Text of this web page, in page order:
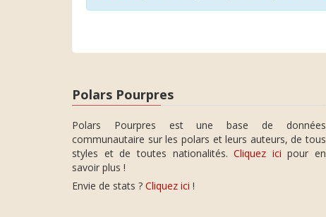
Polars Pourpres
Polars Pourpres est une base de données
communautaire sur les polars et leurs auteurs, de tous
styles et de toutes nationalités.Cliquez ici pour en
savoir plus !
Envie de stats ? Cliquez ici !